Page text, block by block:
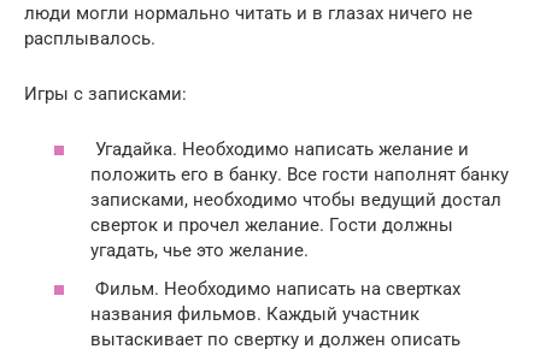
люди могли нормально читать и в глазах ничего не
расплывалось.
Игры с записками:
Угадайка. Необходимо написать желание и
положить его в банку. Все гости наполнят банку
записками, необходимо чтобы ведущий достал
сверток и прочел желание. Гости должны
угадать, чье это желание.
Фильм. Необходимо написать на свертках
названия фильмов. Каждый участник
вытаскивает по свертку и должен описать